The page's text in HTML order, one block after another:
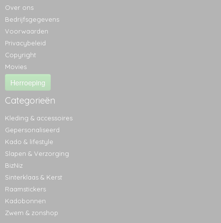
Over ons
Bedrijfsgegevens
Voorwaarden
Privacybeleid
Copyright
Movies
Herroeping
Categorieën
Kleding & accessoires
Gepersonaliseerd
Kado & lifestyle
Slapen & Verzorging
BizNiz
Sinterklaas & Kerst
Raamstickers
Kadobonnen
Zwem & zonshop